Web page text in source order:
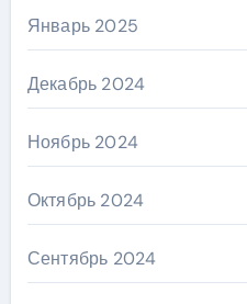
Январь 2025
Декабрь 2024
Ноябрь 2024
Октябрь 2024
Сентябрь 2024